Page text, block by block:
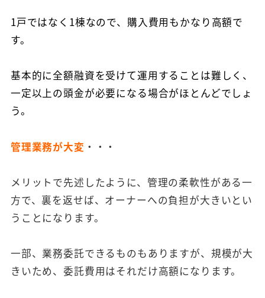
1戸ではなく1棟なので、 購入費用もかなり高額で
す。
基本的に全額融資を受けて運用することは難しく、
一定以上の頭金が必要になる場合がほとんどでしょ
う。
管理業務が大変 ・・・
メリットで先述したように、管理の柔軟性がある一
方で、裏を返せば、オーナーへの負担が大きいとい
うことになります。
一部、業務委託できるものもありますが、規模が大
きいため、委託費用はそれだけ高額になります。